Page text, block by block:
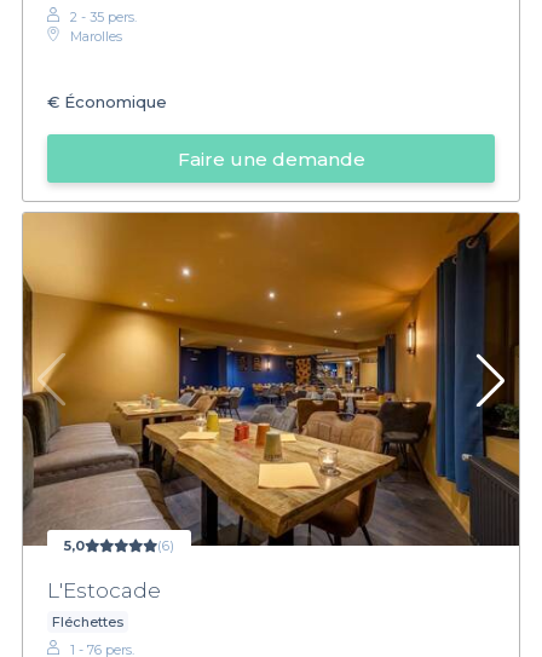
2 - 35 pers.
Marolles
€ Économique
Faire une demande
5,0 (6)
L'Estocade
Fléchettes
1 - 76 pers.